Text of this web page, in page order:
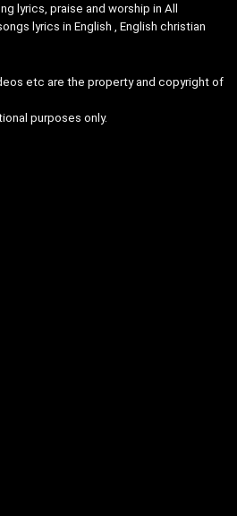
lyrics, praise and worship in All
lyrics in English , English christian
etc are the property and copyright of
purposes only.